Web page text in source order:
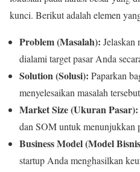
kunci. Berikut adalah elemen
Problem (Masalah): Jelaskan
dialami target pasar Anda
Solution (Solusi): Paparkan
menyelesaikan masalah
Market Size (Ukuran Pasar):
dan SOM untuk menunjukkan
Business Model (Model
startup Anda menghasilkan